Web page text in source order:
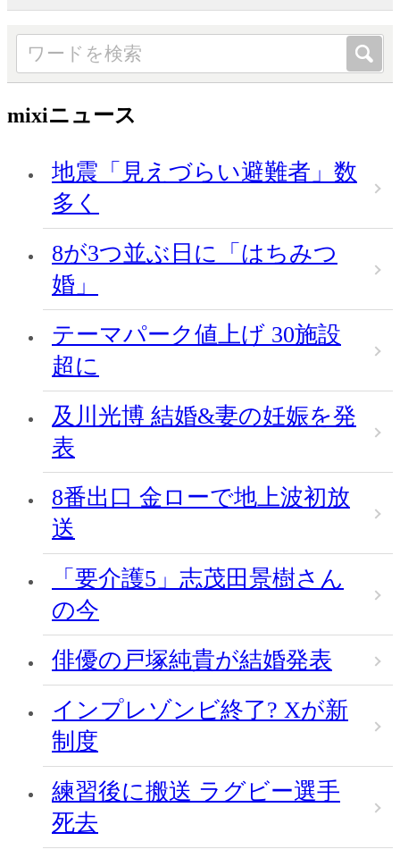
mixiニュース
地震「見えづらい避難者」数
多く
8が3つ並ぶ日に「はちみつ
婚」
テーマパーク値上げ 30施設
超に
及川光博 結婚&妻の妊娠を発
表
8番出口 金ローで地上波初放
送
「要介護5」志茂田景樹さん
の今
俳優の戸塚純貴が結婚発表
インプレゾンビ終了? Xが新
制度
練習後に搬送 ラグビー選手
死去